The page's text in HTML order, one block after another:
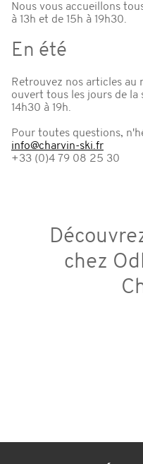
Nous vous accueillons
à 13h et de 15h à 19h30.
En été
Retrouvez nos articles au
ouvert tous les jours de la
14h30 à 19h.
Pour toutes questions,
info@charvin-ski.fr
+33 (0)4 79 08 25 30
chez